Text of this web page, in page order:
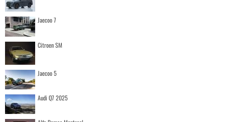
Jaecoo 7
Citroen SM
Jaecoo 5
Audi Q7 2025